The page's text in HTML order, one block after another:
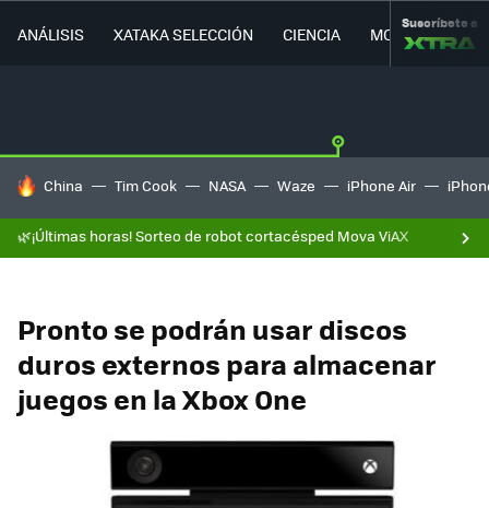
ANÁLISIS XATAKA SELECCIÓN CIENCIA MOVILIDAD
Suscríbete a
HOY SE HABLA DE
China Tim Cook NASA Waze iPhone Air
🌿¡Últimas horas! Sorteo de robot cortacésped Mova ViAX
Pronto se podrán usar discos
duros externos para almacenar
juegos en la Xbox One